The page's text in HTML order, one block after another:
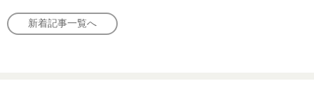
新着記事一覧へ